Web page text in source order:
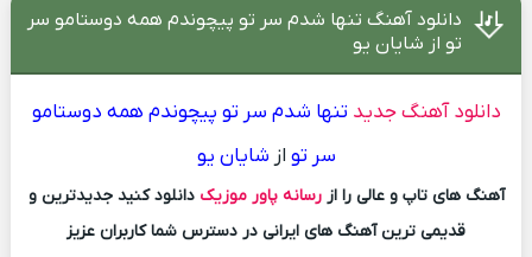
دانلود آهنگ تنها شدم سر تو پیچوندم همه دوستامو سر
تو از شایان یو
دانلود آهنگ جدید تنها شدم سر تو پیچوندم همه دوستامو
سر تو از شایان یو
آهنگ های تاپ و عالی را ازرسانه پاور موزیک دانلود کنید جدیدترین و
قدیمی ترین آهنگ های ایرانی در دسترس شما کاربران عزیز